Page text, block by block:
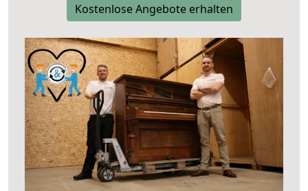
Kostenlose Angebote erhalten